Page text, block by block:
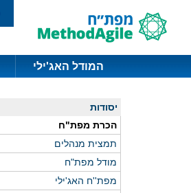
המודל האג'ילי
יסודות
הכרת מפת"ח
תמצית מנהלים
מודל מפת"ח
מפת''ח האג'ילי